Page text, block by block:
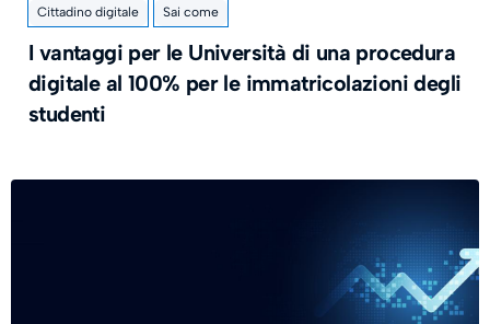
Cittadino digitale Sai come
I vantaggi per le Università di una procedura
digitale al 100% per le immatricolazioni degli
studenti